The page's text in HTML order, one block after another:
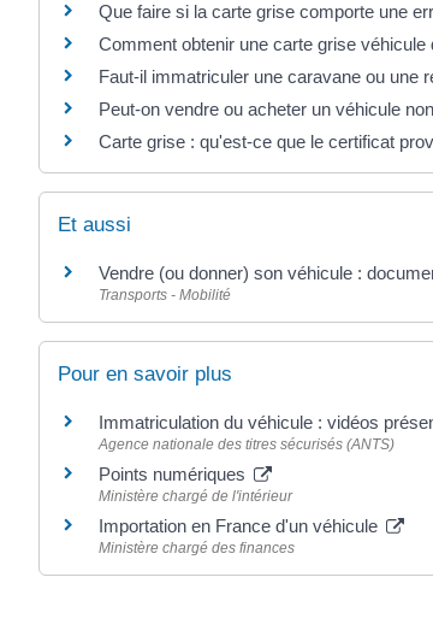
Que faire si la carte grise comporte une
Comment obtenir une carte grise véhicule
Faut-il immatriculer une caravane ou une
Peut-on vendre ou acheter un véhicule
Carte grise : qu'est-ce que le certificat
Et aussi
Vendre (ou donner) son véhicule :
Transports - Mobilité
Pour en savoir plus
Immatriculation du véhicule : vidéos
Agence nationale des titres sécurisés (ANTS)
Points numériques
Ministère chargé de l'intérieur
Importation en France d'un véhicule
Ministère chargé des finances